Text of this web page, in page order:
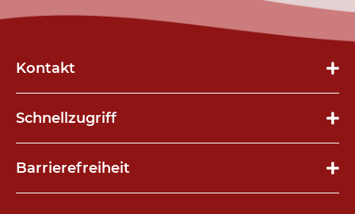
Kontakt
Schnellzugriff
überspringen
Barrierefreiheit